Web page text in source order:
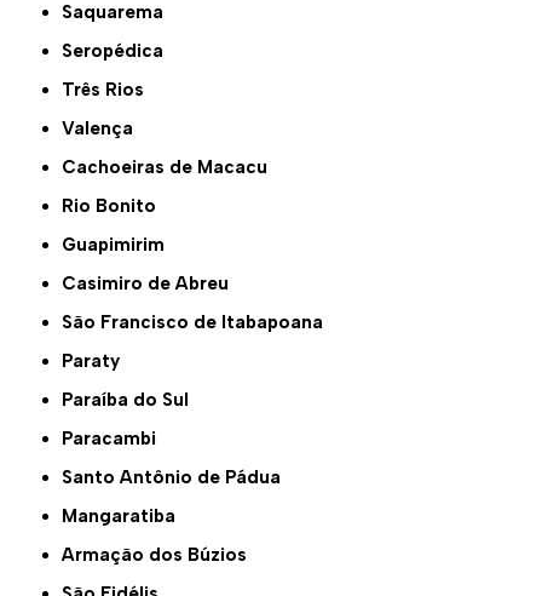
Saquarema
Seropédica
Três Rios
Valença
Cachoeiras de Macacu
Rio Bonito
Guapimirim
Casimiro de Abreu
São Francisco de Itabapoana
Paraty
Paraíba do Sul
Paracambi
Santo Antônio de Pádua
Mangaratiba
Armação dos Búzios